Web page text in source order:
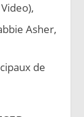
Asher,
de